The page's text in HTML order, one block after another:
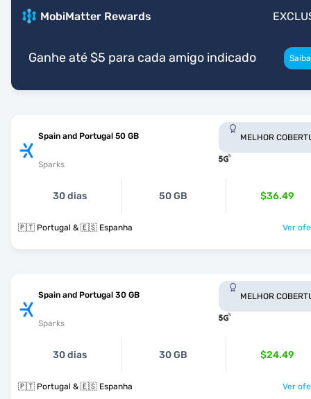
MobiMatter Rewards
Ganhe até $5 para cada amigo indicado
Spain and Portugal 50 GB
Sparks
MELHOR
30 dias 50 GB $36.49
🇵🇹 Portugal & 🇪🇸 Espanha Ver
Spain and Portugal 30 GB
Sparks
MELHOR
30 dias 30 GB $24.49
🇵🇹 Portugal & 🇪🇸 Espanha Ver